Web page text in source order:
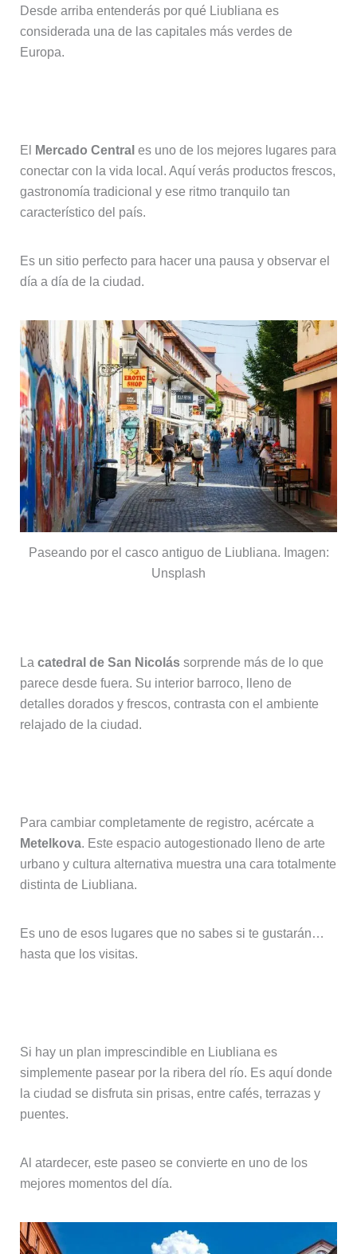
Desde arriba entenderás por qué Liubliana es
considerada una de las capitales más verdes de
Europa.
El Mercado Central es uno de los mejores lugares para
conectar con la vida local. Aquí verás productos frescos,
gastronomía tradicional y ese ritmo tranquilo tan
característico del país.
Es un sitio perfecto para hacer una pausa y observar el
día a día de la ciudad.
Paseando por el casco antiguo de Liubliana. Imagen:
Unsplash
La catedral de San Nicolássorprende más de lo que
parece desde fuera. Su interior barroco, lleno de
detalles dorados y frescos, contrasta con el ambiente
relajado de la ciudad.
Para cambiar completamente de registro, acércate a
Metelkova. Este espacio autogestionado lleno de arte
urbano y cultura alternativa muestra una cara totalmente
distinta de Liubliana.
Es uno de esos lugares que no sabes si te gustarán…
hasta que los visitas.
Si hay un plan imprescindible en Liubliana es
simplemente pasear por la ribera del río. Es aquí donde
la ciudad se disfruta sin prisas, entre cafés, terrazas y
puentes.
Al atardecer, este paseo se convierte en uno de los
mejores momentos del día.